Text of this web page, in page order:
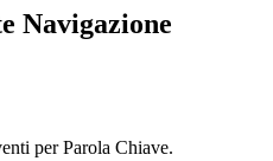
Navigazione
per Parola Chiave.